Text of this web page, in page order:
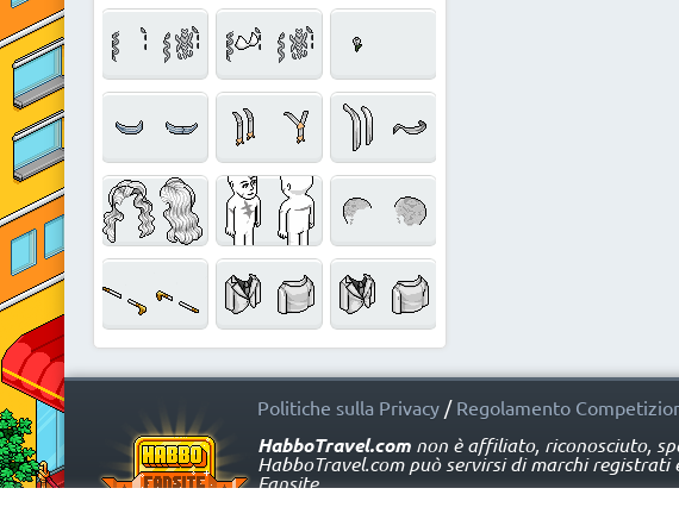
Politiche sulla Privacy/ Regolamento
HabboTravel.comnon è affiliato, riconosciuto,
HabboTravel.com può servirsi di marchi
Fansite.